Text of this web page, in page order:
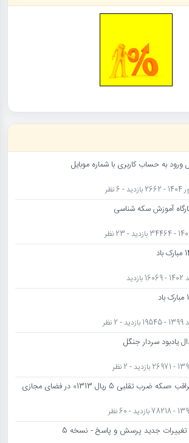
به حساب کاربری با شماره موبایل
آموزش سکه شناسی
یادبود سردار جنگل
هشدار؛ مراقب «سکه ضرب تقلبی 5 ریال 1313» در فضای مجازی
تغییرات جدید پرسش و پاسخ - نسخه 5